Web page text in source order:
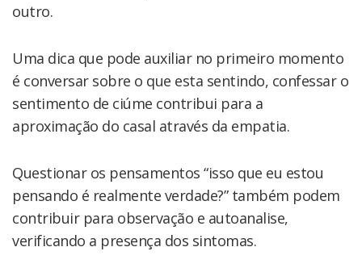
outro.
Uma dica que pode auxiliar no primeiro momento
é conversar sobre o que esta sentindo, confessar o
sentimento de ciúme contribui para a
aproximação do casal através da empatia.
Questionar os pensamentos “isso que eu estou
pensando é realmente verdade?” também podem
contribuir para observação e autoanalise,
verificando a presença dos sintomas.